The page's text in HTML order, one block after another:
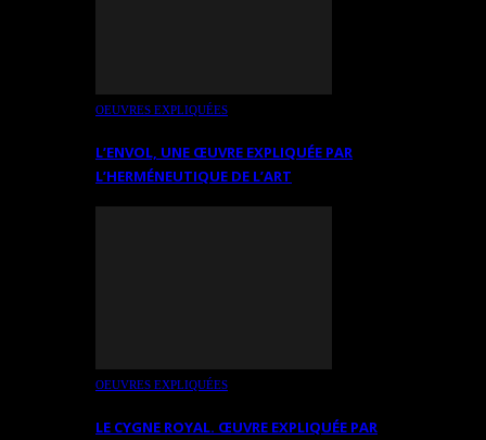
OEUVRES EXPLIQUÉES
L’ENVOL, UNE ŒUVRE EXPLIQUÉE PAR
L’HERMÉNEUTIQUE DE L’ART
OEUVRES EXPLIQUÉES
LE CYGNE ROYAL. ŒUVRE EXPLIQUÉE PAR